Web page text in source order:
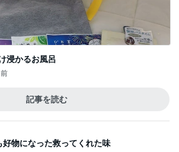
浸かるお風呂
記事を読む
好物になった救ってくれた味